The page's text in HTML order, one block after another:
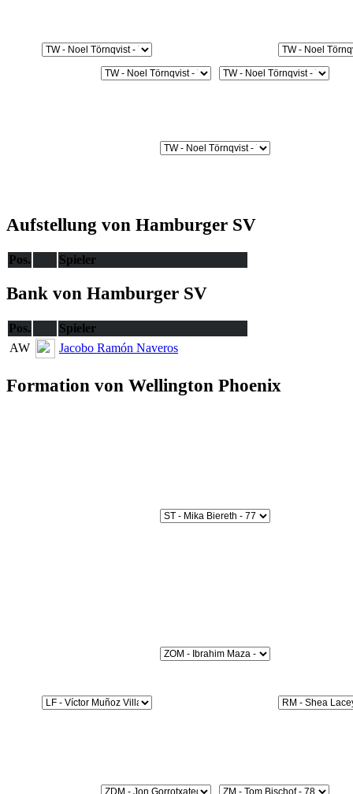
Aufstellung von Hamburger SV
Pos. Spieler
Bank von Hamburger SV
Pos.
Spieler
AW
Jacobo Ramón Naveros
Formation von Wellington Phoenix